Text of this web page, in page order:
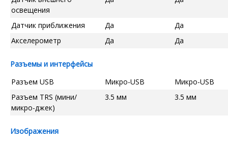
освещения
Датчик приближения Да
Да
Акселерометр
Да Да
Разъемы и интерфейсы
Разъем USB
Микро-USB
Микро-USB
Разъем TRS (мини/
микро-джек)
3.5 мм 3.5 мм
Изображения